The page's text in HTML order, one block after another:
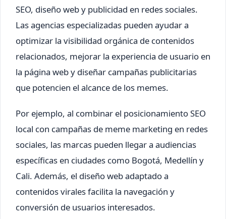
SEO, diseño web y publicidad en redes sociales.
Las agencias especializadas pueden ayudar a
optimizar la visibilidad orgánica de contenidos
relacionados, mejorar la experiencia de usuario en
la página web y diseñar campañas publicitarias
que potencien el alcance de los memes.
Por ejemplo, al combinar el posicionamiento SEO
local con campañas de meme marketing en redes
sociales, las marcas pueden llegar a audiencias
específicas en ciudades como Bogotá, Medellín y
Cali. Además, el diseño web adaptado a
contenidos virales facilita la navegación y
conversión de usuarios interesados.